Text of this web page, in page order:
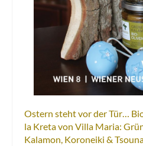
Ostern steht vor der Tür…
la Kreta von Villa Maria:
Kalamon, Koroneiki &